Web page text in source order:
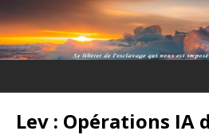
Lev : Opérations IA